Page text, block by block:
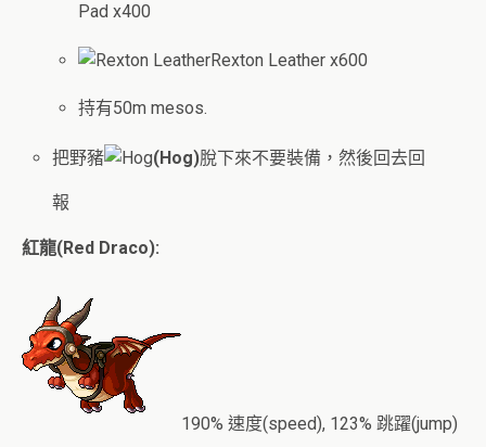
Pad x400
Rexton Leather x600
持有50m mesos.
把野豬 (Hog)脫下來不要裝備，然後回去回
報
紅龍(Red Draco):
190% 速度(speed), 123% 跳躍(jump)